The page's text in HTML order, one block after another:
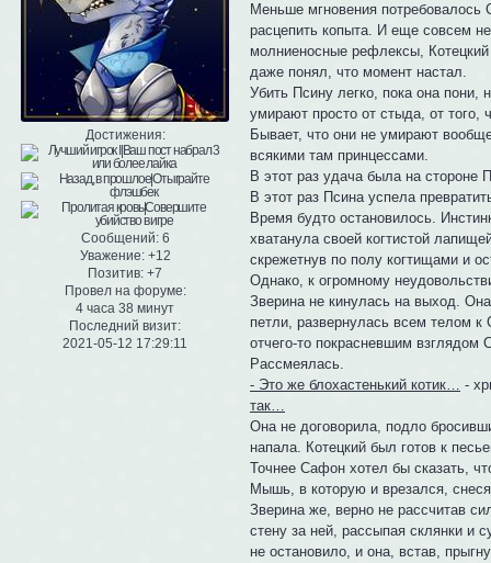
Достижения:
Сообщений:6
Уважение: +12
Позитив: +7
Провел на форуме:
4 часа 38 минут
Последний визит:
2021-05-12 17:29:11
Меньше мгновения потребовалось
расцепить копыта. И еще совсем
молниеносные рефлексы,
даже понял, что момент настал.
Убить Псину легко, пока она
умирают просто от стыда, от того,
Бывает, что они не умирают
всякими там принцессами.
В этот раз удача была на стороне
В этот раз Псина успела
Время будто остановилось.
хватанула своей когтистой
скрежетнув по полу когтищами и
Однако, к огромному
Зверина не кинулась на выход.
петли, развернулась всем телом
отчего-то покрасневшим
Рассмеялась.
- Это же блохастенький котик… -
так…
Она не договорила, подло
напала. Котецкий был готов к
Точнее Сафон хотел бы сказать,
Мышь, в которую и врезался,
Зверина же, верно не рассчитав
стену за ней, рассыпая склянки и
не остановило, и она, встав,